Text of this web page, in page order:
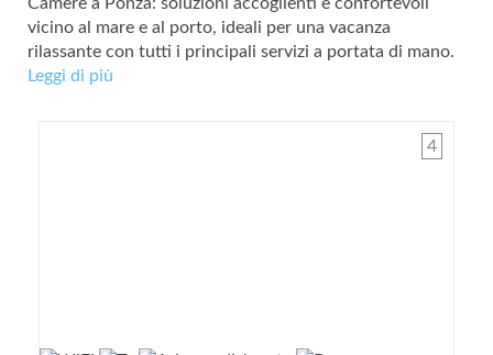
vicino al mare e al porto, ideali per una vacanza
rilassante con tutti i principali servizi a portata di mano.
Leggi di più
4